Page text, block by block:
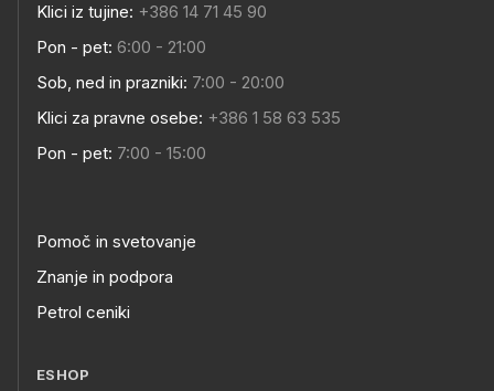
Klici iz tujine: +386 14 71 45 90
Pon - pet: 6:00 - 21:00
Sob, ned in prazniki: 7:00 - 20:00
Klici za pravne osebe: +386 1 58 63 535
Pon - pet: 7:00 - 15:00
Pomoč in svetovanje
Znanje in podpora
Petrol ceniki
ESHOP